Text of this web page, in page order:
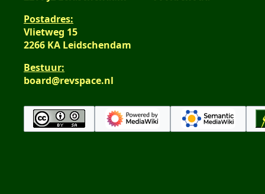
Postadres:
Vlietweg 15
2266 KA Leidschendam
Bestuur:
board@revspace.nl